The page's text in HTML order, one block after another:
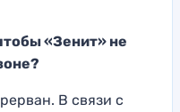
«Зенит» не
В связи с